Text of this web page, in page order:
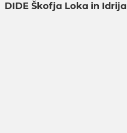
DIDE Škofja Loka in Idrija